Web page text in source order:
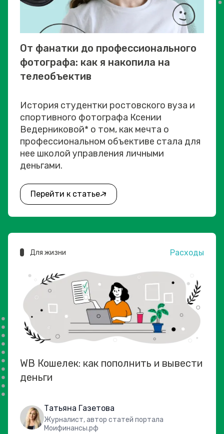
От фанатки до профессионального
фотографа: как я накопила на
телеобъектив
История студентки ростовского вуза и
спортивного фотографа Ксении
Ведерниковой* о том, как мечта о
профессиональном объективе стала для
нее школой управления личными
деньгами.
Перейти к статье
Для жизни Расходы
WB Кошелек: как пополнить и вывести
деньги
Татьяна Газетова
Журналист, автор статей портала
Моифинансы.рф